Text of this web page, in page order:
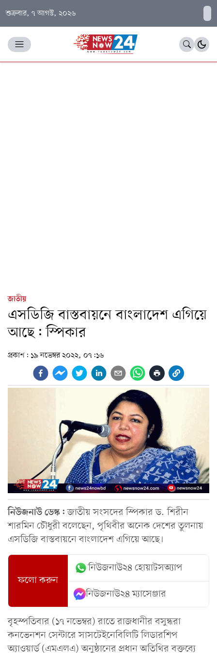
শুক্রবার, ৭ আগস্ট, ২০২৬
জাতীয়
এসডিজি বাস্তবায়নে বাংলাদেশ এগিয়ে
আছে: স্পিকার
প্রকাশ: ১৯ নভেম্বর ২০২২, ০৭:১৬
নিউজনাউ ডেস্ক:জাতীয় সংসদের স্পিকার ড. শিরীন
শারমিন চৌধুরী বলেছেন, পৃথিবীর অনেক দেশের তুলনায়
এসডিজি বাস্তবায়নে বাংলাদেশ এগিয়ে আছে।
ফলো করুন
নিউজনাউ২৪ হোয়াটসঅ্যাপ
নিউজনাউ২৪ ম্যাসেঞ্জার
বৃহস্পতিবার (১৭ নভেম্বর) রাতে রাজধানীর বসুন্ধরা
কনভেনশন সেন্টারে সাসটেইনেবিলিটি লিডারশিপ
অ্যাওয়ার্ড (এমএলএ) অনুষ্ঠানের প্রধান অতিথির বক্তব্যে